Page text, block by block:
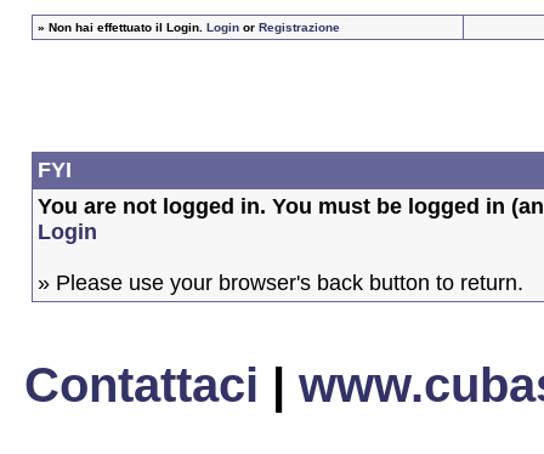
» Non hai effettuato il Login. Loginor Registrazione
FYI
You are not logged in. You must be logged in
Login
» Please use your browser's back button to return.
Contattaci |